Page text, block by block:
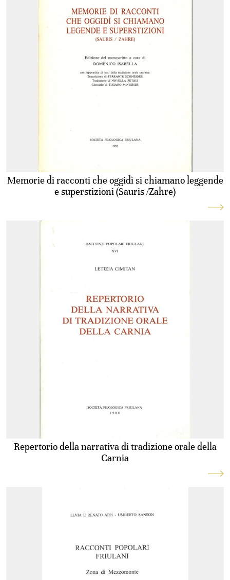
Memorie di racconti che oggidì si chiamano leggende
e superstizioni (Sauris /Zahre)
Repertorio della narrativa di tradizione orale della
Carnia